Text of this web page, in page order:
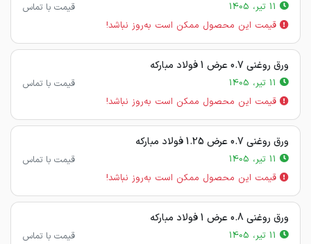
قیمت با تماس
قیمت این محصول ممکن است به‌روز نباشد!
ورق روغنی 0.7 عرض 1 فولاد مبارکه
قیمت با تماس
قیمت این محصول ممکن است به‌روز نباشد!
ورق روغنی 0.7 عرض 1.25 فولاد مبارکه
قیمت با تماس
قیمت این محصول ممکن است به‌روز نباشد!
ورق روغنی 0.8 عرض 1 فولاد مبارکه
قیمت با تماس